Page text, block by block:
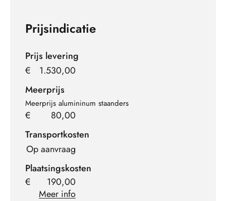
Prijsindicatie
Prijs levering
€
1.530,00
Meerprijs
Meerprijs alumininum staanders
€
80,00
Transportkosten
Op aanvraag
Plaatsingskosten
€
190,00
Meer info